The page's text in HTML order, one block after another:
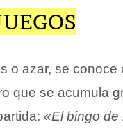
o azar, se conoce
que se acumula
«El bingo de